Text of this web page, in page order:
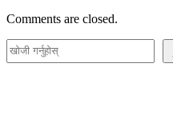
Comments are closed.
S
e